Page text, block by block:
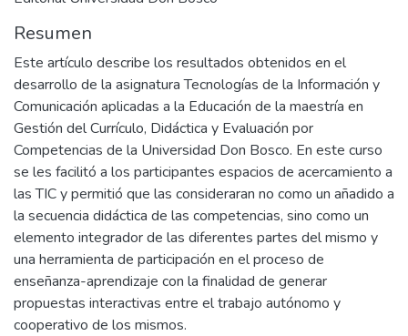
Resumen
Este artículo describe los resultados obtenidos en el
desarrollo de la asignatura Tecnologías de la Información y
Comunicación aplicadas a la Educación de la maestría en
Gestión del Currículo, Didáctica y Evaluación por
Competencias de la Universidad Don Bosco. En este curso
se les facilitó a los participantes espacios de acercamiento a
las TIC y permitió que las consideraran no como un añadido a
la secuencia didáctica de las competencias, sino como un
elemento integrador de las diferentes partes del mismo y
una herramienta de participación en el proceso de
enseñanza-aprendizaje con la finalidad de generar
propuestas interactivas entre el trabajo autónomo y
cooperativo de los mismos.